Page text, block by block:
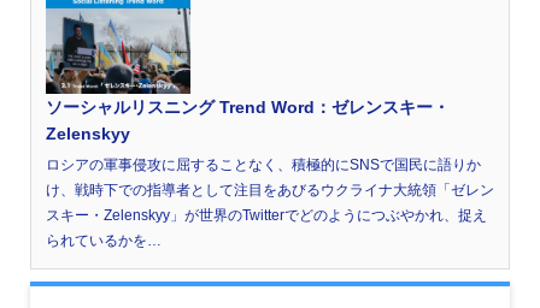
ソーシャルリスニング Trend Word：ゼレンスキー・
Zelenskyy
ロシアの軍事侵攻に屈することなく、積極的にSNSで国民に語りか
け、戦時下での指導者として注目をあびるウクライナ大統領「ゼレン
スキー・Zelenskyy」が世界のTwitterでどのようにつぶやかれ、捉え
られているかを…